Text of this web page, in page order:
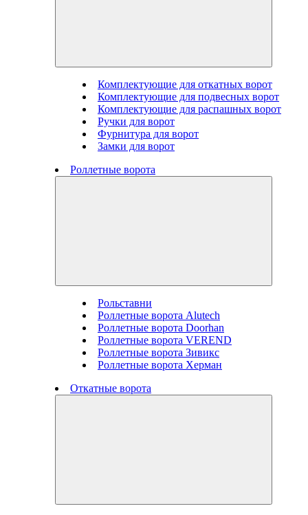
Комплектующие для откатных ворот
Комплектующие для подвесных ворот
Комплектующие для распашных ворот
Ручки для ворот
Фурнитура для ворот
Замки для ворот
Роллетные ворота
Рольставни
Роллетные ворота Alutech
Роллетные ворота Doorhan
Роллетные ворота VEREND
Роллетные ворота Зивикс
Роллетные ворота Херман
Откатные ворота